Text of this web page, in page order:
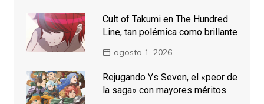
Cult of Takumi en The Hundred
Line, tan polémica como brillante
agosto 1, 2026
Rejugando Ys Seven, el «peor de
la saga» con mayores méritos